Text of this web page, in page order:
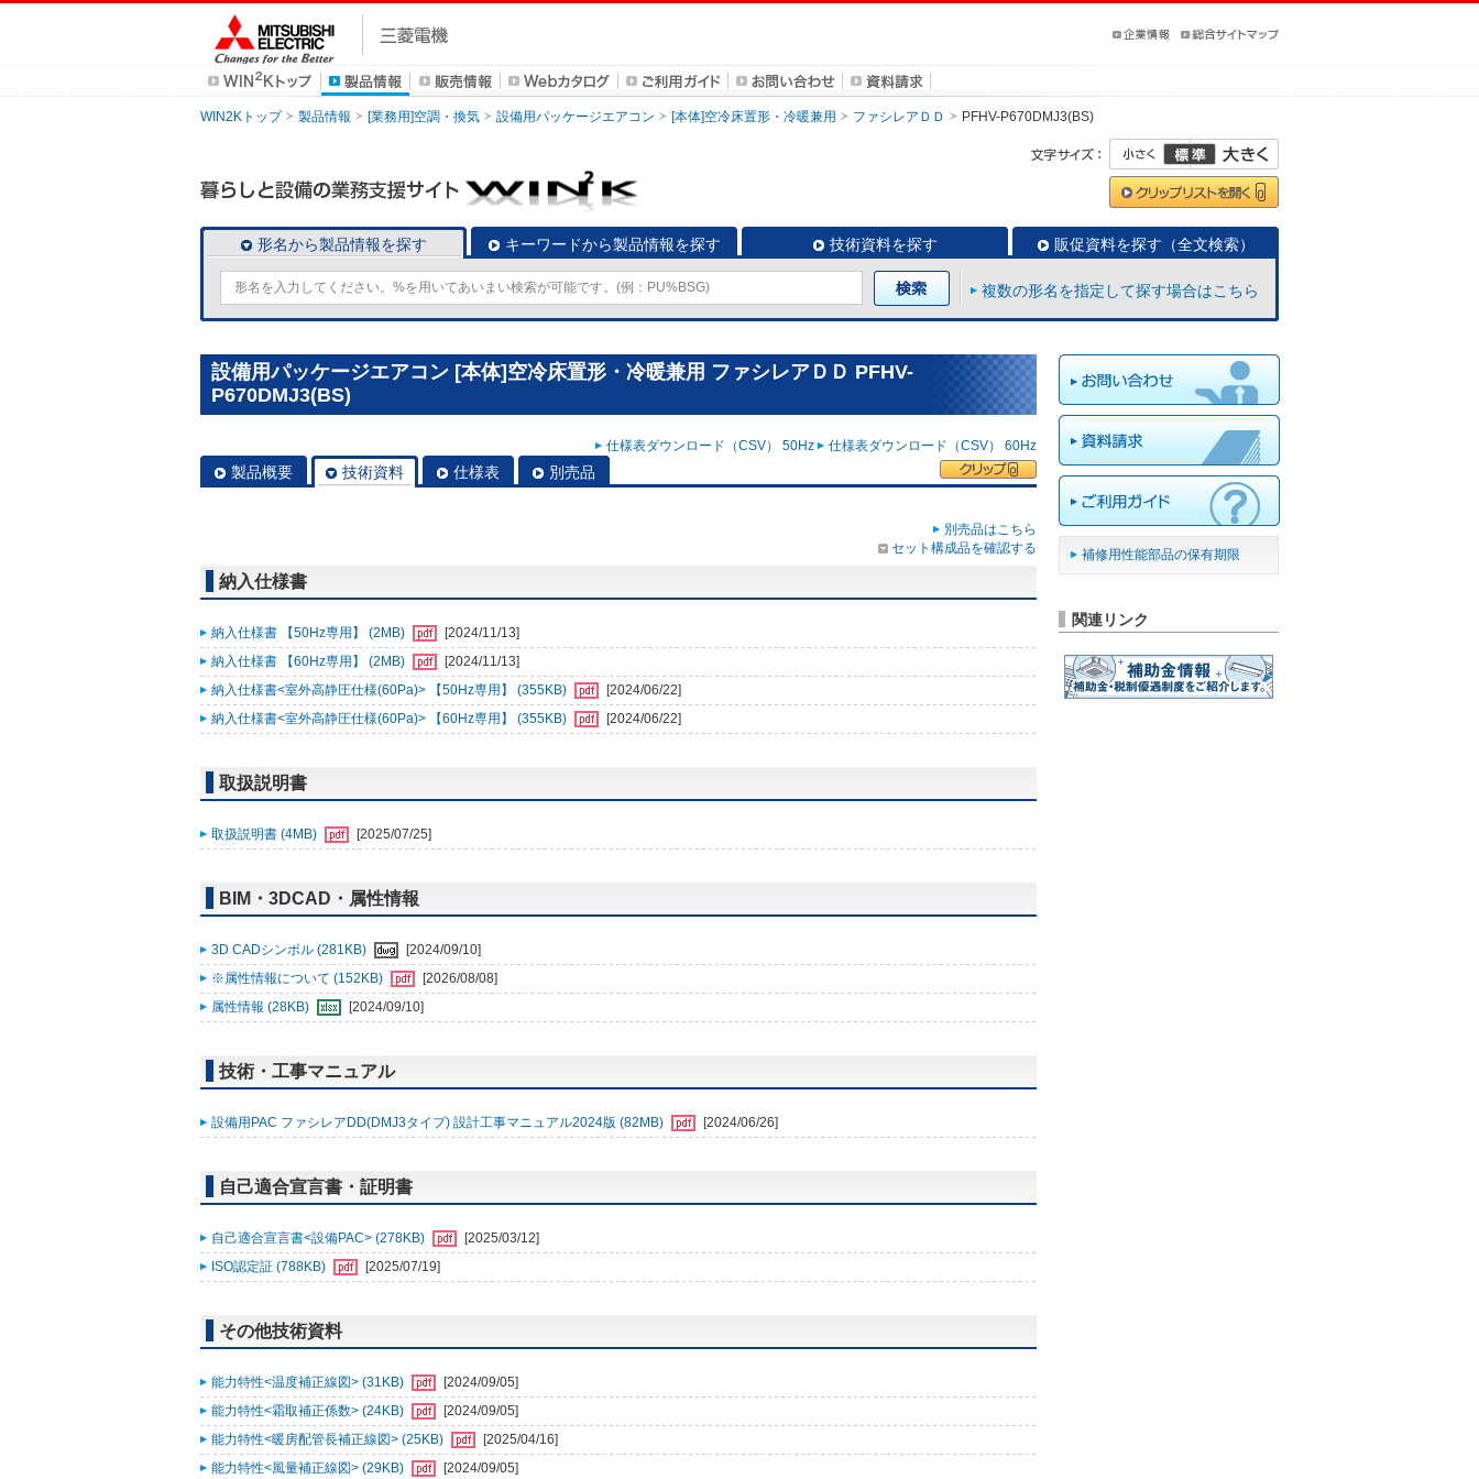
WIN2Kトップ 製品情報 [業務用]空調・換気 設備用パッケージエアコン [本体]空冷床置形・冷暖兼用 ファシレアＤＤ PFHV-P670DMJ3(BS)
形名から製品情報を探す キーワードから製品情報を探す 技術資料を探す 販促資料を探す（全文検索）
複数の形名を指定して探す場合はこちら
設備用パッケージエアコン [本体]空冷床置形・冷暖兼用 ファシレアＤＤ PFHV-
P670DMJ3(BS)
仕様表ダウンロード（CSV） 50Hz 仕様表ダウンロード（CSV） 60Hz
製品概要 技術資料 仕様表 別売品
別売品はこちら
セット構成品を確認する
納入仕様書
納入仕様書 【50Hz専用】 (2MB)
[2024/11/13]
納入仕様書 【60Hz専用】 (2MB)
[2024/11/13]
納入仕様書<室外高静圧仕様(60Pa)> 【50Hz専用】 (355KB)
[2024/06/22]
納入仕様書<室外高静圧仕様(60Pa)> 【60Hz専用】 (355KB)
[2024/06/22]
取扱説明書
取扱説明書 (4MB) [2025/07/25]
BIM・3DCAD・属性情報
3D CADシンボル (281KB)
[2024/09/10]
※属性情報について (152KB)
[2026/08/08]
属性情報 (28KB)
[2024/09/10]
技術・工事マニュアル
設備用PAC ファシレアDD(DMJ3タイプ) 設計工事マニュアル2024版 (82MB) [2024/06/26]
自己適合宣言書・証明書
自己適合宣言書<設備PAC> (278KB)
[2025/03/12]
ISO認定証 (788KB)
[2025/07/19]
その他技術資料
能力特性<温度補正線図> (31KB)
[2024/09/05]
能力特性<霜取補正係数> (24KB)
[2024/09/05]
能力特性<暖房配管長補正線図> (25KB)
[2025/04/16]
能力特性<風量補正線図> (29KB)
[2024/09/05]
補修用性能部品の保有期限
関連リンク